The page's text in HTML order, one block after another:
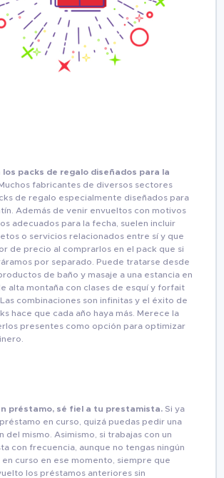
packs de regalo diseñados para la
fabricantes de diversos sectores
de regalo especialmente diseñados para
Además de venir envueltos con motivos
adecuados para la fecha, suelen incluir
o servicios relacionados entre sí y que
de precio al comprarlos en el pack que si
por separado. Puede tratarse desde
de baño y masaje a una estancia en
alta montaña con clases de esquí y forfait
combinaciones son infinitas y el éxito de
hace que cada año haya más. Merece la
presentes como opción para optimizar
préstamo, sé fiel a tu prestamista. Si ya
en curso, quizá puedas pedir una
del mismo. Asimismo, si trabajas con un
con frecuencia, aunque no tengas ningún
curso en ese momento, siempre que
los préstamos anteriores sin